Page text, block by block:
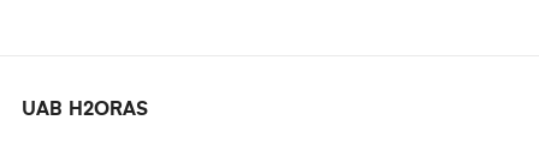
UAB H2ORAS